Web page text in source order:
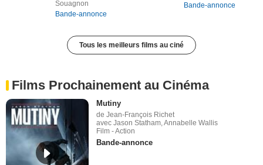
Souagnon
Bande-annonce
Bande-annonce
Tous les meilleurs films au ciné
Films Prochainement au Cinéma
Mutiny
de Jean-François Richet
avec Jason Statham, Annabelle Wallis
Film - Action
Bande-annonce